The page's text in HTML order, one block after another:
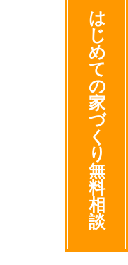
は
じ
め
て
の
家
づ
く
り
無
料
相
談